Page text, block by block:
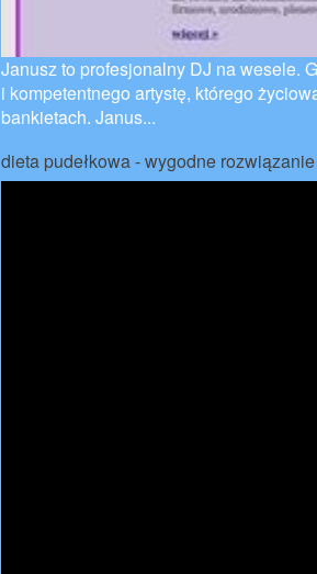
Janusz to profesjonalny DJ na wesele.
i kompetentnego artystę, którego
bankietach. Janus...
dieta pudełkowa - wygodne rozwiązanie